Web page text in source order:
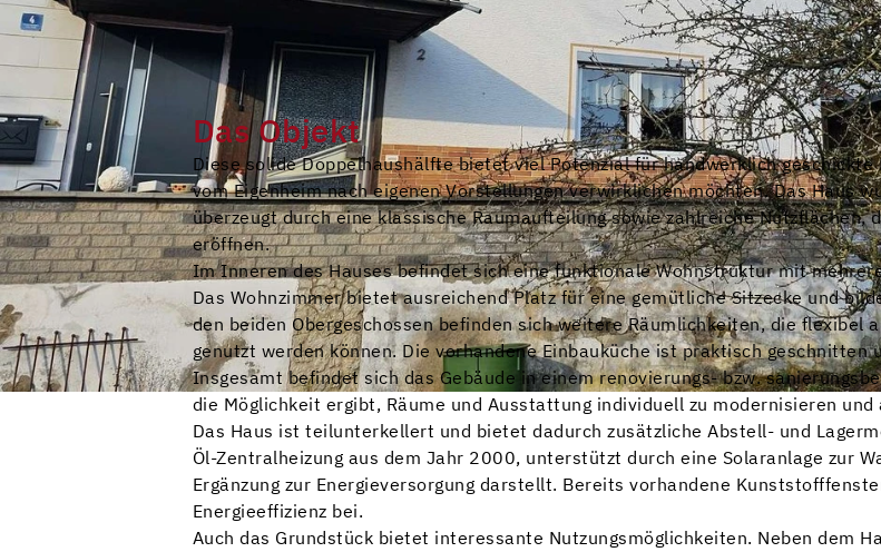
Das Objekt
Diese solide Doppelhaushälfte bietet viel Potenzial für handwerklich
vom Eigenheim nach eigenen Vorstellungen verwirklichen möchten. Das Haus
überzeugt durch eine klassische Raumaufteilung sowie zahlreiche
eröffnen.
Im Inneren des Hauses befindet sich eine funktionale Wohnstruktur mit
Das Wohnzimmer bietet ausreichend Platz für eine gemütliche Sitzecke und
den beiden Obergeschossen befinden sich weitere Räumlichkeiten, die flexibel
genutzt werden können. Die vorhandene Einbauküche ist praktisch
Insgesamt befindet sich das Gebäude in einem renovierungs- bzw.
die Möglichkeit ergibt, Räume und Ausstattung individuell zu modernisieren und
Das Haus ist teilunterkellert und bietet dadurch zusätzliche Abstell- und
Öl-Zentralheizung aus dem Jahr 2000, unterstützt durch eine Solaranlage zur
Ergänzung zur Energieversorgung darstellt. Bereits vorhandene
Energieeffizienz bei.
Auch das Grundstück bietet interessante Nutzungsmöglichkeiten. Neben dem